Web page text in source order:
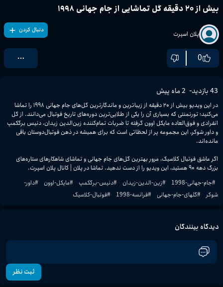
بیش از ۲۰ دقیقه گل تماشایی از جام جهانی ۱۹۹۸
پلان اسپرت دنبال کردن
0
43بازدید- 2 ماه پیش
در این ویدیو بیش از ۲۰ دقیقه از زیباترین و ماندگارترین گل‌های جام جهانی ۱۹۹۸ را تماشا
می‌کنید؛ تورنمنتی که بسیاری آن را یکی از طلایی‌ترین دوره‌های تاریخ فوتبال می‌دانند. از گل
انفرادی و فوق‌العاده مایکل اوون گرفته تا ضربات تمام‌کننده زین‌الدین زیدان، دنیس برگکمپ
و داور شوکر، این مجموعه پر از لحظاتی است که برای همیشه در ذهن فوتبال‌دوستان باقی
اگر عاشق فوتبال کلاسیک، مرور بهترین گل‌های جام جهانی و تماشای شاهکارهای ستاره‌های
بزرگ دهه ۹۰ هستید، این ویدیو را از دست ندهید. تماشا در پلان | کانال پلان اسپرت.
#جام-جهانی-1998 #زین-الدین-زیدان #دنیس-برگکمپ #مایکل-اوون #داور-
شوکر
#گلهای-جام-جهانی #فرانسه-1998 #فوتبال-کلاسیک
دیدگاه بینندگان
ثبت نظر